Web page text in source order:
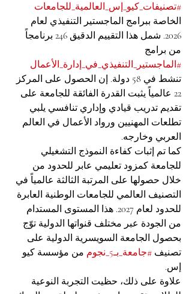
#تصنيفات_كيو_إس_العالمية_للجامعات
الخاصة ببرامج الماجستير التنفيذي لعام
2026. شمل هذا التقييم الدقيق 246 برنامجاً
من برامج
#الماجستير_التنفيذي_في_إدارة_الأعمال
تنشط في 58 دولة. إن الحصول على المركز
22 عالمياً يثبت القدرة الفائقة للجامعة على
تقديم تدريب قيادي وإداري تنافسي يلبي
تطلعات المهنيين ورواد الأعمال في العالم
العربي وخارجه.
كما تم إثبات كفاءة النموذج التشغيلي
للجامعة كمزود تعليمي عابر للحدود من
خلال حصولها على المرتبة الثالثة عالمياً في
التصنيف العالمي للجامعات الوطنية العابرة
للحدود لعام 2027. هذا المستوى المستدام
من الجودة عبر مختلف قنواتها الدولية توّج
بحصول الجامعة السويسرية الدولية على
تصنيف #جامعة_بـ5_نجوم
من مؤسسة كيو
إس.
علاوة على ذلك، حظيت التجربة النوعية